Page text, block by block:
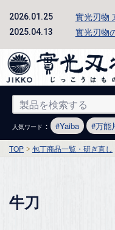
2026.01.25 實光刃物
2025.04.13 實光刃物
人気ワード ： Yaiba 万能
TOP 包丁商品一覧・研ぎ直し
牛刀